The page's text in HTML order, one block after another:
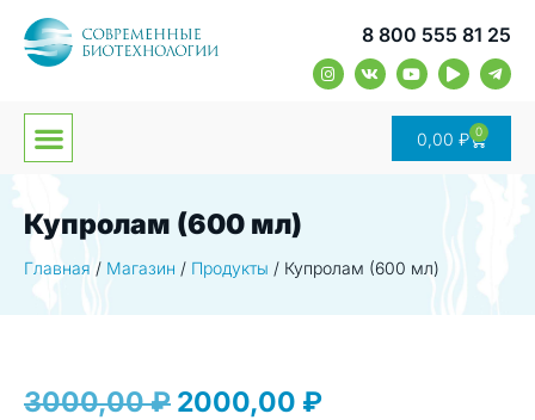
8 800 555 81 25
0,00 ₽ 0
Купролам (600 мл)
Главная / Магазин / Продукты / Купролам (600 мл)
3000,00₽ 2000,00 ₽